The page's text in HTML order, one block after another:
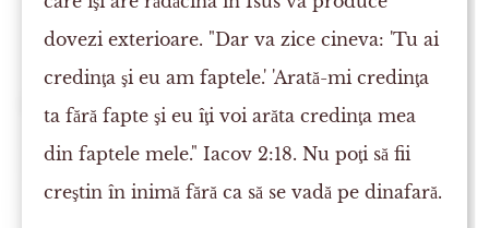
dovezi exterioare. "Dar va zice cineva: 'Tu ai
credinţa şi eu am faptele.' 'Arată-mi credinţa
ta fără fapte şi eu îţi voi arăta credinţa mea
din faptele mele." Iacov 2:18. Nu poţi să fii
creştin în inimă fără ca să se vadă pe dinafară.